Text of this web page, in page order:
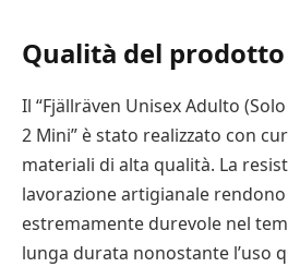
Qualità del prodotto
Il “Fjällräven Unisex Adulto
2 Mini” è stato realizzato con
materiali di alta qualità. La
lavorazione artigianale
estremamente durevole nel
lunga durata nonostante l’uso